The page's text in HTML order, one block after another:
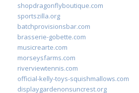
shopdragonflyboutique.com
sportszilla.org
batchprovisionsbar.com
brasserie-gobette.com
musicrearte.com
morseysfarms.com
riverviewtennis.com
official-kelly-toys-squishmallows.com
displaygardenonsuncrest.org